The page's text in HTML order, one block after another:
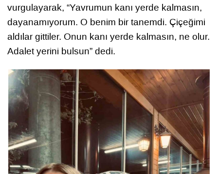
vurgulayarak, “Yavrumun kanı yerde kalmasın,
dayanamıyorum. O benim bir tanemdi. Çiçeğimi
aldılar gittiler. Onun kanı yerde kalmasın, ne olur.
Adalet yerini bulsun” dedi.